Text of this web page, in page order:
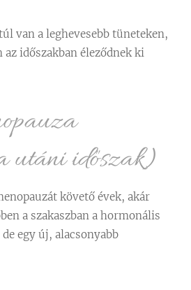
van a leghevesebb tüneteken,
az időszakban éleződnek ki
utáni időszak)
követő évek, akár
a szakaszban a hormonális
de egy új, alacsonyabb